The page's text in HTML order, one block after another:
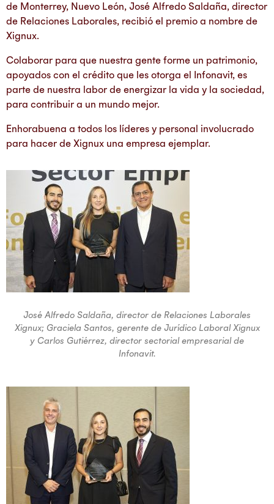
de Monterrey, Nuevo León, José Alfredo Saldaña, director
de Relaciones Laborales, recibió el premio a nombre de
Xignux.
Colaborar para que nuestra gente forme un patrimonio,
apoyados con el crédito que les otorga el Infonavit, es
parte de nuestra labor de energizar la vida y la sociedad,
para contribuir a un mundo mejor.
Enhorabuena a todos los líderes y personal involucrado
para hacer de Xignux una empresa ejemplar.
José Alfredo Saldaña, director de Relaciones Laborales
Xignux; Graciela Santos, gerente de Jurídico Laboral Xignux
y Carlos Gutiérrez, director sectorial empresarial de
Infonavit.